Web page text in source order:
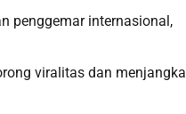
penggemar internasional,
viralitas dan